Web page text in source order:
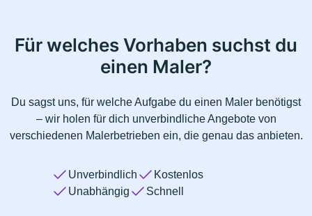
Für welches Vorhaben suchst du
einen Maler?
Du sagst uns, für welche Aufgabe du einen Maler benötigst
– wir holen für dich unverbindliche Angebote von
verschiedenen Malerbetrieben ein, die genau das anbieten.
Unverbindlich
Kostenlos
Unabhängig
Schnell